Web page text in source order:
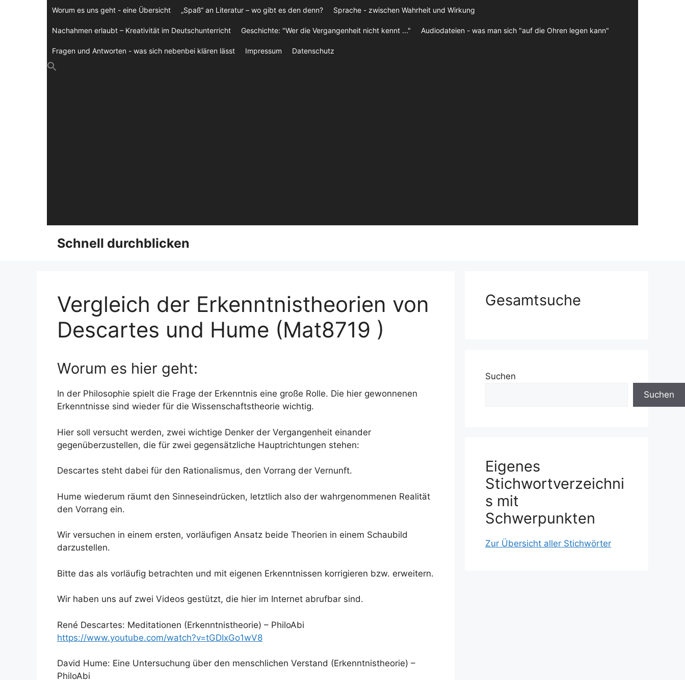
Worum es uns geht - eine Übersicht „Spaß“ an Literatur – wo gibt es den denn? Sprache - zwischen Wahrheit und Wirkung
Nachahmen erlaubt – Kreativität im Deutschunterricht Geschichte: "Wer die Vergangenheit nicht kennt ..." Audiodateien - was man sich "auf die Ohren legen kann"
Fragen und Antworten - was sich nebenbei klären lässt Impressum Datenschutz
Schnell durchblicken
Vergleich der Erkenntnistheorien von
Descartes und Hume (Mat8719 )
Worum es hier geht:
In der Philosophie spielt die Frage der Erkenntnis eine große Rolle. Die hier gewonnenen
Erkenntnisse sind wieder für die Wissenschaftstheorie wichtig.
Hier soll versucht werden, zwei wichtige Denker der Vergangenheit einander
gegenüberzustellen, die für zwei gegensätzliche Hauptrichtungen stehen:
Descartes steht dabei für den Rationalismus, den Vorrang der Vernunft.
Hume wiederum räumt den Sinneseindrücken, letztlich also der wahrgenommenen Realität
den Vorrang ein.
Wir versuchen in einem ersten, vorläufigen Ansatz beide Theorien in einem Schaubild
darzustellen.
Bitte das als vorläufig betrachten und mit eigenen Erkenntnissen korrigieren bzw. erweitern.
Wir haben uns auf zwei Videos gestützt, die hier im Internet abrufbar sind.
René Descartes: Meditationen (Erkenntnistheorie) – PhiloAbi
https://www.youtube.com/watch?v=tGDIxGo1wV8
David Hume: Eine Untersuchung über den menschlichen Verstand (Erkenntnistheorie) –
PhiloAbi
Gesamtsuche
Suchen
Suchen
Eigenes
Stichwortverzeichni
s mit
Schwerpunkten
Zur Übersicht aller Stichwörter